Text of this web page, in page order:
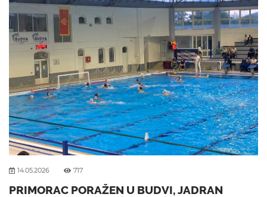
14.05.2026 717
PRIMORAC PORAŽEN U BUDVI, JADRAN